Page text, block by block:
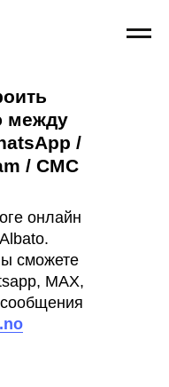
между
/
/ СМС
онлайн
сможете
MAX,